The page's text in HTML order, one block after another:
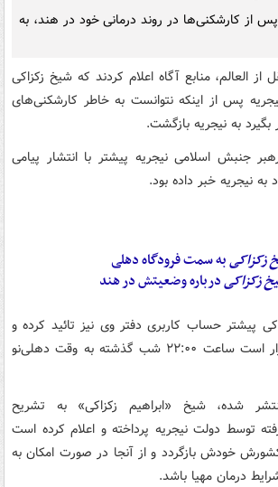
از کارشکنی‌ها در روند درمانی خود در هند، به
از العالم، منابع آگاه اعلام کردند که شیخ زکزاکی
پس از اینکه نتوانست به خاطر کارشکنی‌های
به نیجریه بازگشت.
جنبش اسلامی نیجریه پیشتر با انتشار پیامی
نیجریه خبر داده بود.
زکزاکیبه سمت فرودگاه دهلی
زکزاکیدرباره وضعیتش در هند
پیشتر حساب کاربری دفتر وی نیز تائید کرده و
گفته بود که ایشان قرار است ساعت ۲۲:۰۰ شب گذشته به وقت دهلی‌نو
شده، شیخ «ابراهیم زکزاکی» به تشریح
توسط دولت نیجریه پرداخته و اعلام کرده است
خودش بازگردد و از آنجا در صورت امکان به
درمان مهیا باشد.